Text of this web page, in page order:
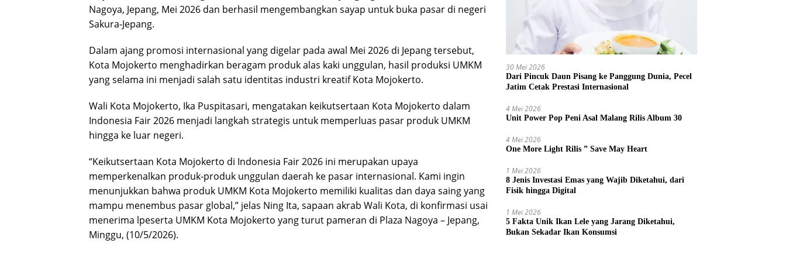
Nagoya, Jepang, Mei 2026 dan berhasil mengembangkan sayap untuk buka pasar di negeri
Sakura-Jepang.
Dalam ajang promosi internasional yang digelar pada awal Mei 2026 di Jepang tersebut,
Kota Mojokerto menghadirkan beragam produk alas kaki unggulan, hasil produksi UMKM
yang selama ini menjadi salah satu identitas industri kreatif Kota Mojokerto.
Wali Kota Mojokerto, Ika Puspitasari, mengatakan keikutsertaan Kota Mojokerto dalam
Indonesia Fair 2026 menjadi langkah strategis untuk memperluas pasar produk UMKM
hingga ke luar negeri.
“Keikutsertaan Kota Mojokerto di Indonesia Fair 2026 ini merupakan upaya
memperkenalkan produk-produk unggulan daerah ke pasar internasional. Kami ingin
menunjukkan bahwa produk UMKM Kota Mojokerto memiliki kualitas dan daya saing yang
mampu menembus pasar global,” jelas Ning Ita, sapaan akrab Wali Kota, di konfirmasi usai
menerima lpeserta UMKM Kota Mojokerto yang turut pameran di Plaza Nagoya – Jepang,
Minggu, (10/5/2026).
30 Mei 2026
Dari Pincuk Daun Pisang ke Panggung Dunia, Pecel
Jatim Cetak Prestasi Internasional
4 Mei 2026
Unit Power Pop Peni Asal Malang Rilis Album 30
4 Mei 2026
One More Light Rilis ” Save May Heart
1 Mei 2026
8 Jenis Investasi Emas yang Wajib Diketahui, dari
Fisik hingga Digital
1 Mei 2026
5 Fakta Unik Ikan Lele yang Jarang Diketahui,
Bukan Sekadar Ikan Konsumsi